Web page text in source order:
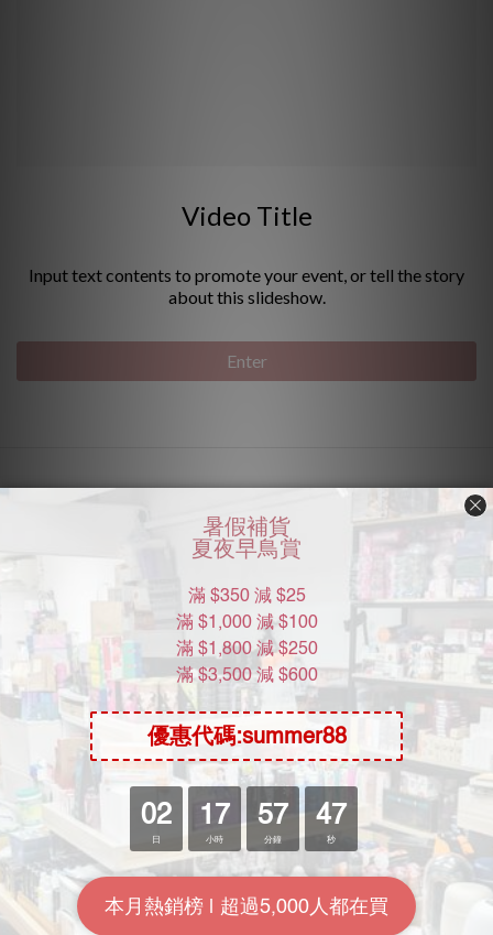
Video Title
Input text contents to promote your event, or tell the story
about this slideshow.
Enter
Moon River Mall
關於我們
加入我們
批發查詢
KOL計劃
常用資訊
送貨包裝
付款方式
送貨方式
退換貨政策